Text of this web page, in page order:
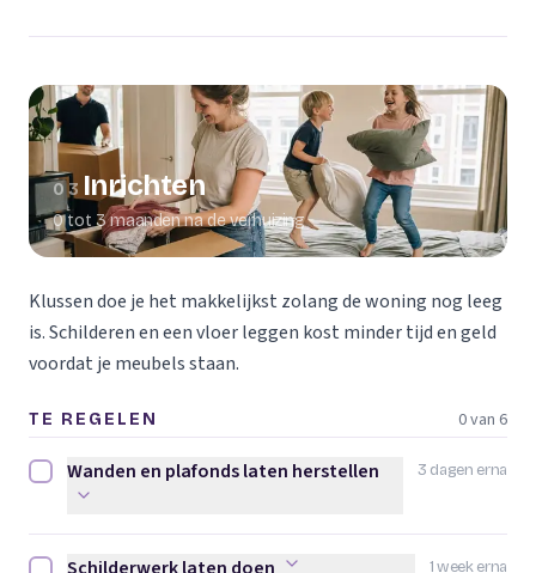
03 Inrichten
0 tot 3 maanden na de verhuizing
Klussen doe je het makkelijkst zolang de woning nog leeg
is. Schilderen en een vloer leggen kost minder tijd en geld
voordat je meubels staan.
TE REGELEN 0 van 6
3 dagen erna
Wanden en plafonds laten herstellen afvinken
Wanden en plafonds laten herstellen
1 week erna